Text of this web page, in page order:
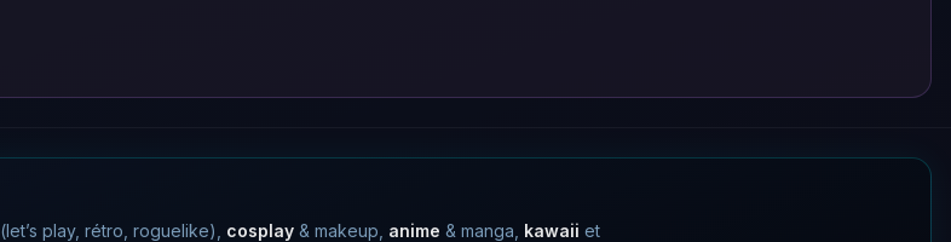
(let’s play, rétro, roguelike), cosplay & makeup, anime & manga, kawaii et